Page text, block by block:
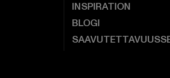
INSPIRATION
BLOGI